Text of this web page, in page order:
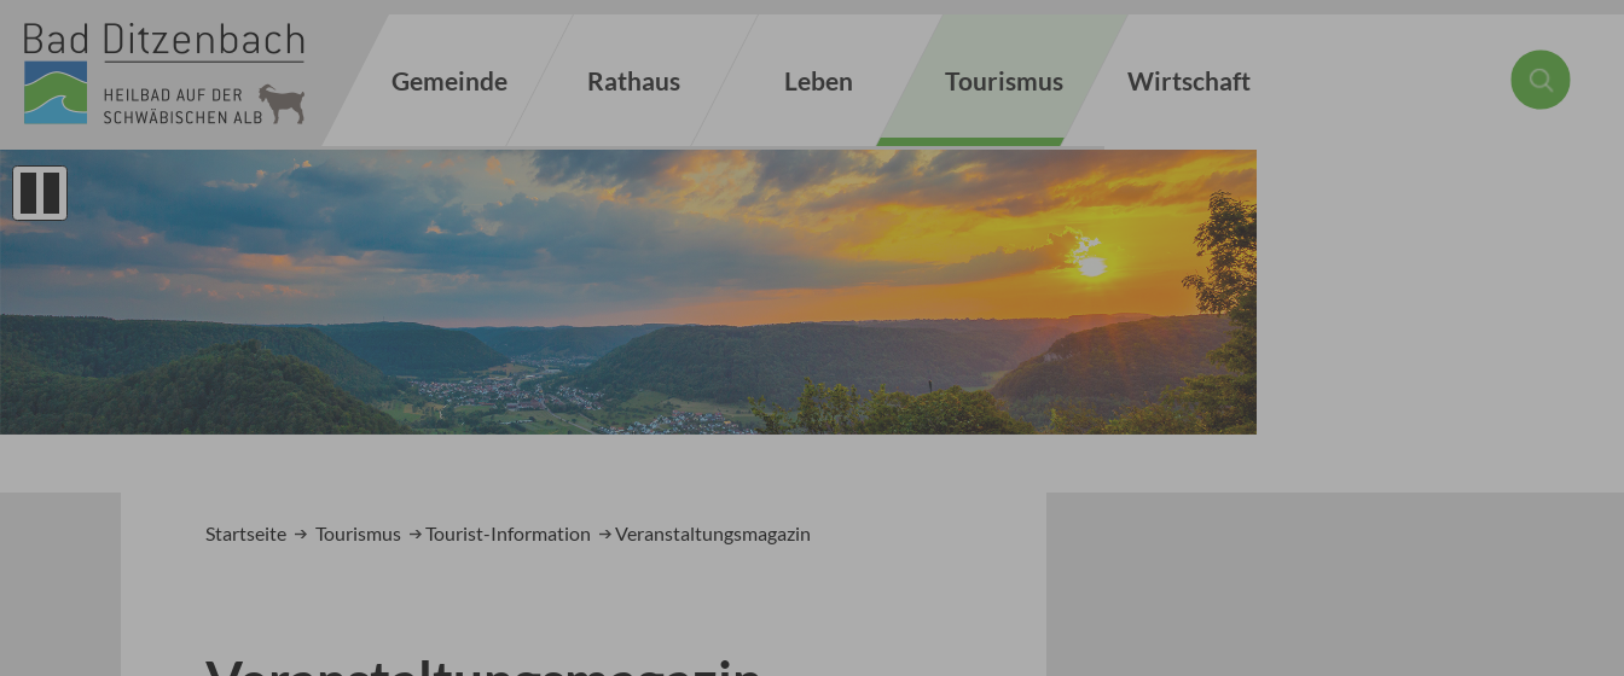
Gemeinde Rathaus Leben Tourismus Wirtschaft
Startseite Tourismus Tourist-Information Veranstaltungsmagazin